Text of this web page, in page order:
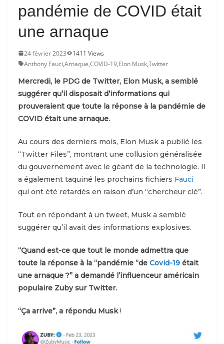
pandémie de COVID était
une arnaque
24 février 2023
1411 Views
Anthony Fauci,Arnaque,COVID-19,Elon Musk,Twitter
Mercredi, le PDG de Twitter, Elon Musk, a semblé
suggérer qu’il disposait d’informations qui
prouveraient que toute la réponse à la pandémie de
COVID était une arnaque.
Au cours des derniers mois, Elon Musk a publié les
“Twitter Files”, montrant une collusion généralisée
du gouvernement avec le géant de la technologie. Il
a également taquiné les prochains fichiers Fauci
qui ont été retardés en raison d’un “chercheur clé”.
Tout en répondant à un tweet, Musk a semblé
suggérer qu’il avait des informations explosives.
“Quand est-ce que tout le monde admettra que
toute la réponse à la “pandémie “de Covid-19 était
une arnaque ?” a demandé l’influenceur américain
populaire Zuby sur Twitter.
“Ça arrive”, a répondu Musk!